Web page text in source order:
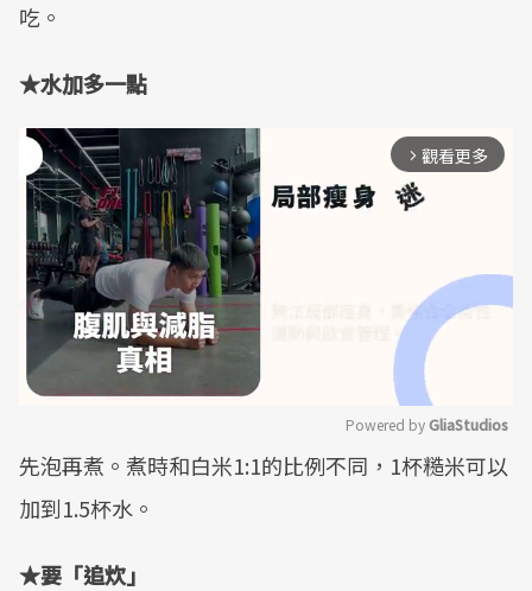
吃。
★水加多一點
arrow_forward_ios 觀看更多
Mute
Powered by GliaStudios
先泡再煮。煮時和白米1:1的比例不同，1杯糙米可以
加到1.5杯水。
★要「追炊」